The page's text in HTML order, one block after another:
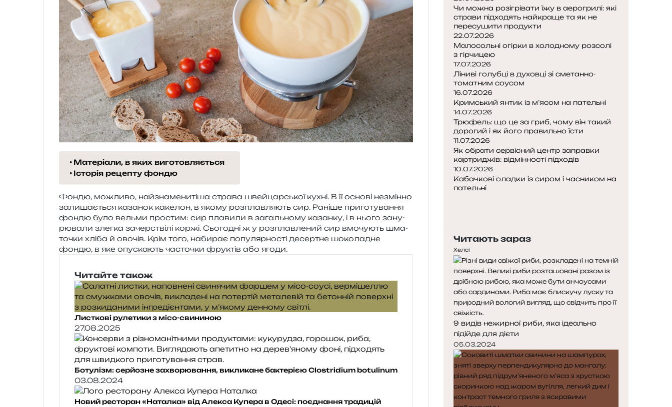
Матеріали, в яких виготовляється
Історія рецепту фондю
Фондю, можли­во, най­зна­ме­ни­ті­ша стра­ва швей­цар­ської кухні. В її осно­ві незмін­но
зали­ша­є­ться каза­нок каке­лон, в якому роз­плав­ля­ють сир. Раніше при­го­ту­ва­н­ня
фондю було вель­ми про­стим: сир пла­ви­ли в загаль­но­му казан­ку, і в нього зану­
рю­ва­ли злег­ка зачер­стві­лі коржі. Сьогодні ж у роз­плав­ле­ний сир вмо­чу­ють шма­
то­чки хліба й ово­чів. Крім того, наби­рає попу­ляр­но­сті десер­тне шоко­ла­дне
фондю, в яке опу­ска­ють часто­чки фру­ктів або ягоди.
Читайте також
Листкові рулетики з місо-свининою
27.08.2025
Ботулізм: серйозне захворювання, викликане бактерією Clostridium botulinum
03.08.2024
Новий ресторан «Наталка» від Алекса Купера в Одесі: поєднання традицій
Чи можна розігрівати їжу в аерогрилі: які
страви підходять найкраще та як не
пересушити продукти
22.07.2026
Малосольні огірки в холодному розсолі
з гірчицею
17.07.2026
Ліниві голубці в духовці зі сметанно-
томатним соусом
16.07.2026
Кримський янтик із м’ясом на пательні
14.07.2026
Трюфель: що це за гриб, чому він такий
дорогий і як його правильно їсти
11.07.2026
Як обрати сервісний центр заправки
картриджів: відмінності підходів
10.07.2026
Кабачкові оладки із сиром і часником на
пательні
Читають зараз
Хелсі
9 видів нежирної риби, яка ідеально
підійде для дієти
05.03.2024